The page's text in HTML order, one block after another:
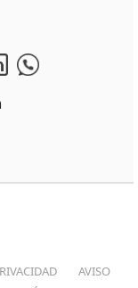
AVISO